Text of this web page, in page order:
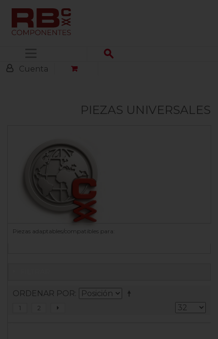
Cuenta
PIEZAS UNIVERSALES
Piezas adaptables/compatibles para:
ORDENAR POR
1 2